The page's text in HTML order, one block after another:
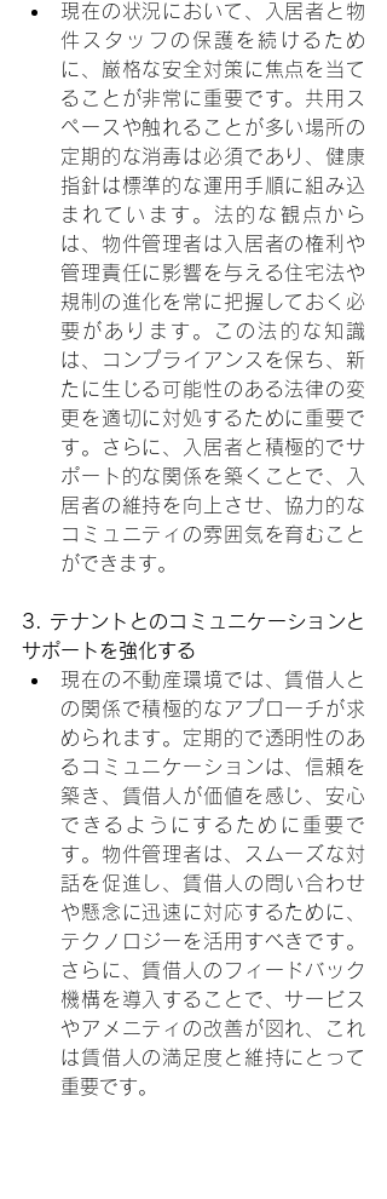
現在の状況において、入居者と物
件スタッフの保護を続けるため
に、厳格な安全対策に焦点を当て
ることが非常に重要です。共用ス
ペースや触れることが多い場所の
定期的な消毒は必須であり、健康
指針は標準的な運用手順に組み込
まれています。法的な観点から
は、物件管理者は入居者の権利や
管理責任に影響を与える住宅法や
規制の進化を常に把握しておく必
要があります。この法的な知識
は、コンプライアンスを保ち、新
たに生じる可能性のある法律の変
更を適切に対処するために重要で
す。さらに、入居者と積極的でサ
ポート的な関係を築くことで、入
居者の維持を向上させ、協力的な
コミュニティの雰囲気を育むこと
ができます。
3. テナントとのコミュニケーションと
サポートを強化する
現在の不動産環境では、賃借人と
の関係で積極的なアプローチが求
められます。定期的で透明性のあ
るコミュニケーションは、信頼を
築き、賃借人が価値を感じ、安心
できるようにするために重要で
す。物件管理者は、スムーズな対
話を促進し、賃借人の問い合わせ
や懸念に迅速に対応するために、
テクノロジーを活用すべきです。
さらに、賃借人のフィードバック
機構を導入することで、サービス
やアメニティの改善が図れ、これ
は賃借人の満足度と維持にとって
重要です。